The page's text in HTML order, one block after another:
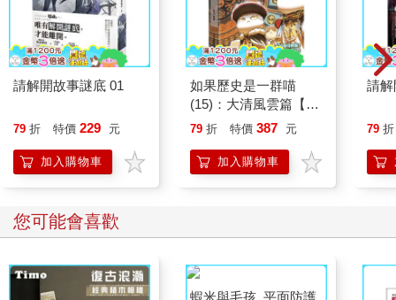
請解開故事謎底 01
79 折 特價 229 元
加入購物車
如果歷史是一群喵
(15)：大清風雲篇【萌
貓漫畫學歷史】
79 折 特價 387 元
加入購物車
請解
79 折
您可能會喜歡
蝦米與毛孩_平面防護